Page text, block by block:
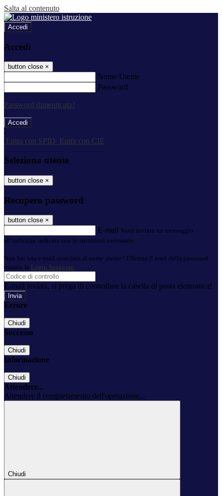
Salta al contenuto
Accedi
Accedi
button close ×
Nome Utente
Password
Password dimenticata?
-
Entra con SPID
Entra con CIE
Seleziona utente
button close ×
Recupero password
button close ×
E-mail Verrà inviato un messaggio
all'indirizzo indicato con le istruzioni necessarie.
Non hai una e-mail associata al nome utente? Effettua il reset della password
tramite la Login Spaggiari
E-mail inviata, si prega di controllare la casella di posta elettronica!
Errore
Chiudi
Successo
Chiudi
Informazione
Chiudi
Attendere...
Attendere il completamento dell'operazione...
Chiudi